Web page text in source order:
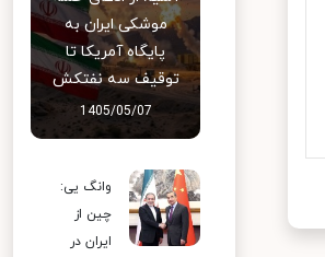
موشکی ایران به
پایگاه آمریکا تا
توقیف سه نفتکش
1405/05/07
وانگ یی:
چین از
ایران در